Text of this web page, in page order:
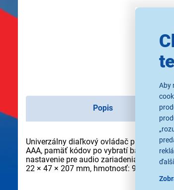
Aby
Popis
Univerzálny diaľkový ovládač pre TV
AAA, pamäť kódov po vybratí batérií,
nastavenie pre audio zariadenia,
22 × 47 × 207 mm, hmotnosť: 90 g